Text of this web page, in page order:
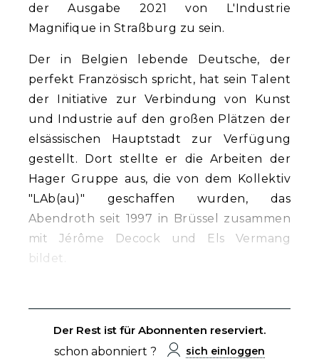
der Ausgabe 2021 von L'Industrie
Magnifique in Straßburg zu sein.
Der in Belgien lebende Deutsche, der
perfekt Französisch spricht, hat sein Talent
der Initiative zur Verbindung von Kunst
und Industrie auf den großen Plätzen der
elsässischen Hauptstadt zur Verfügung
gestellt. Dort stellte er die Arbeiten der
Hager Gruppe aus, die von dem Kollektiv
"LAb(au)" geschaffen wurden, das
Abendroth seit 1997 in Brüssel zusammen
mit Jérôme Decock und Els Vermang
bildet.
Der Rest ist für Abonnenten reserviert.
schon abonniert ?
sich einloggen